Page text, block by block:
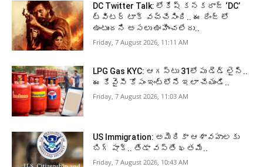
DC Twitter Talk: లోకేష్ కనకరాజ్ ‘DC’
ట్విటర్ టాక్ వచ్చేసింది.. ఈ రేంజ్ లో
ఉంటుందని అసలు ఊహించలేదు..
Friday, 7 August 2026, 11:11 AM
LPG Gas KYC: ఆగస్టు 31లోపు డెడ్ లైన్..
ఈ కేవైసీ కోసం ఇంట్లోనే ఇలా చేయండి..
Friday, 7 August 2026, 11:03 AM
US Immigration: అమెరికా ఆశావహులకు
బిగ్ షాక్.. తేడా వస్తే ఖతమే..
Friday, 7 August 2026, 10:43 AM